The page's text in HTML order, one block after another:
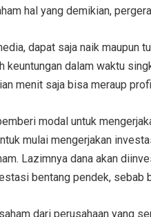
hal yang demikian,
dapat saja naik
dalam waktu
menit saja bisa meraup
modal untuk
mulai mengerjakan
Lazimnya dana akan
bentang pendek, sebab
dari perusahaan yang